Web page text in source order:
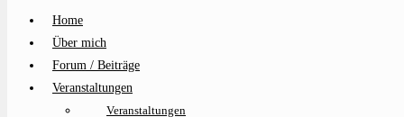
Home
Über mich
Forum / Beiträge
Veranstaltungen
Veranstaltungen